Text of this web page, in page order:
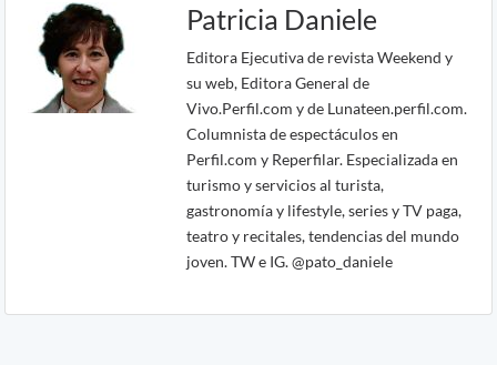
Patricia Daniele
Editora Ejecutiva de revista Weekend y
su web, Editora General de
Vivo.Perfil.com y de Lunateen.perfil.com.
Columnista de espectáculos en
Perfil.com y Reperfilar. Especializada en
turismo y servicios al turista,
gastronomía y lifestyle, series y TV paga,
teatro y recitales, tendencias del mundo
joven. TW e IG. @pato_daniele